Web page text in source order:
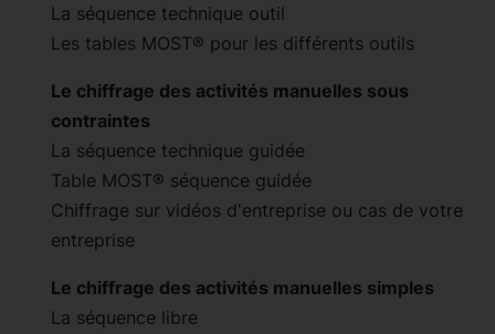
La séquence technique outil
Les tables MOST® pour les différents outils
Le chiffrage des activités manuelles sous
contraintes
La séquence technique guidée
Table MOST® séquence guidée
Chiffrage sur vidéos d'entreprise ou cas de votre
entreprise
Le chiffrage des activités manuelles simples
La séquence libre